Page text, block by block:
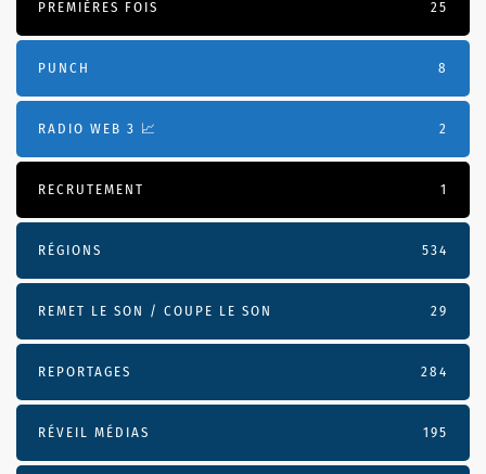
PREMIÈRES FOIS 25
PUNCH 8
RADIO WEB 3 📈 2
RECRUTEMENT 1
RÉGIONS 534
REMET LE SON / COUPE LE SON 29
REPORTAGES 284
RÉVEIL MÉDIAS 195